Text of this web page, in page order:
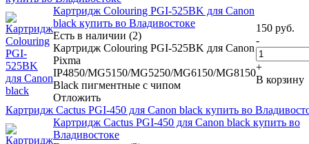
Картридж Colouring PGI-525BK для Canon
black купить во Владивостоке
Есть в наличии (2)
Картридж Colouring PGI-525BK для Canon
Pixma
IP4850/MG5150/MG5250/MG6150/MG8150
Black пигментные с чипом
Отложить
150 руб.
-
+
В корзину
Картридж Cactus PGI-450 для Canon black купить во
Картридж Cactus PGI-450 для Canon black купить во
Владивостоке